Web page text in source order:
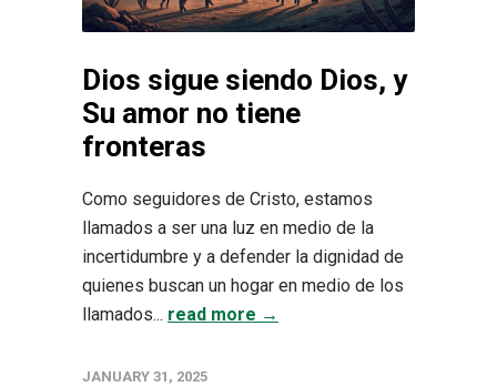
Dios sigue siendo Dios, y
Su amor no tiene
fronteras
Como seguidores de Cristo, estamos
llamados a ser una luz en medio de la
incertidumbre y a defender la dignidad de
quienes buscan un hogar en medio de los
llamados... read more →
JANUARY 31, 2025